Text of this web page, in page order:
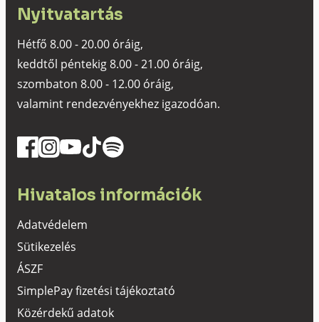
Nyitvatartás
Hétfő 8.00 - 20.00 óráig,
keddtől péntekig 8.00 - 21.00 óráig,
szombaton 8.00 - 12.00 óráig,
valamint rendezvényekhez igazodóan.
Hivatalos információk
Adatvédelem
Sütikezelés
ÁSZF
SimplePay fizetési tájékoztató
Közérdekű adatok